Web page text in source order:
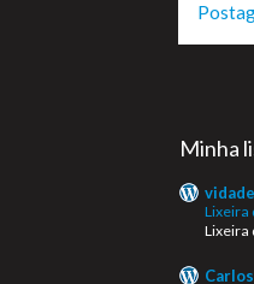
Minha
Lixeira
Lixeira